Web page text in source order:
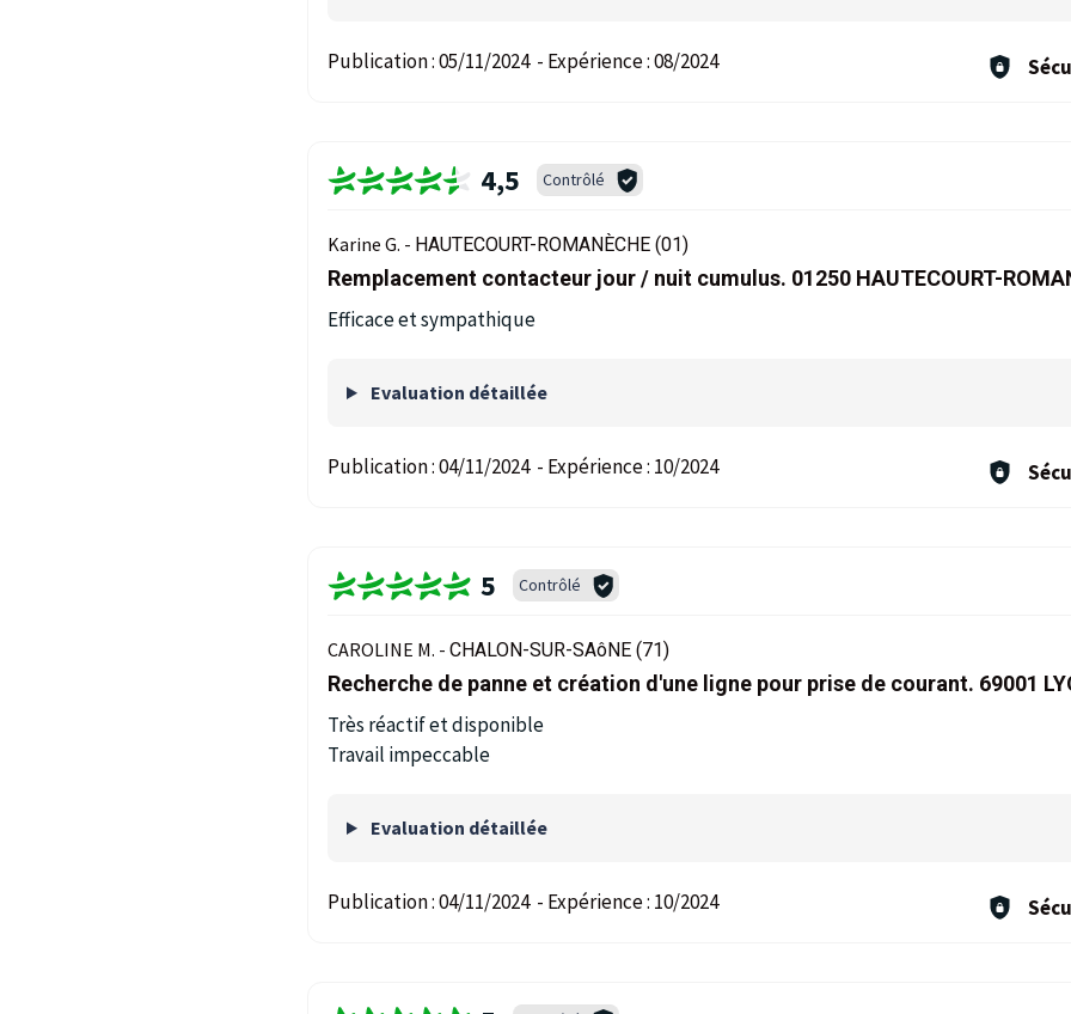
Publication :05/11/2024 - Expérience :08/2024
4,5 Contrôlé
Karine G. - HAUTECOURT-ROMANÈCHE (01)
Remplacement contacteur jour / nuit cumulus. 01250 HAUTECOURT-
Efficace et sympathique
Evaluation détaillée
Publication :04/11/2024 - Expérience : 10/2024
5 Contrôlé
CAROLINE M. - CHALON-SUR-SAôNE (71)
Recherche de panne et création d'une ligne pour prise de courant. 69001
Très réactif et disponible
Travail impeccable
Evaluation détaillée
Publication :04/11/2024 - Expérience : 10/2024